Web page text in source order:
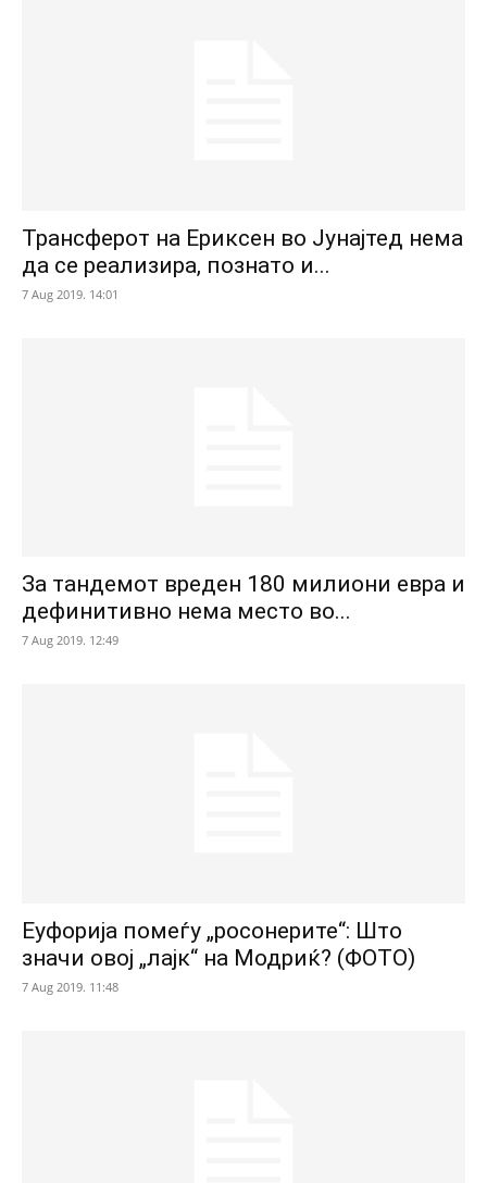
Трансферот на Ериксен во Јунајтед нема
да се реализира, познато и...
7 Aug 2019. 14:01
За тандемот вреден 180 милиони евра и
дефинитивно нема место во...
7 Aug 2019. 12:49
Еуфорија помеѓу „росонерите“: Што
значи овој „лајк“ на Модриќ? (ФОТО)
7 Aug 2019. 11:48